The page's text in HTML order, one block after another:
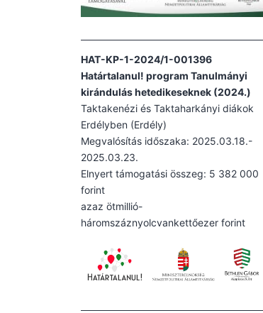
HAT-KP-1-2024/1-001396
Határtalanul! program Tanulmányi
kirándulás hetedikeseknek (2024.)
Taktakenézi és Taktaharkányi diákok
Erdélyben (Erdély)
Megvalósítás időszaka: 2025.03.18.-
2025.03.23.
Elnyert támogatási összeg: 5 382 000
forint
azaz ötmillió-
háromszáznyolcvankettőezer forint